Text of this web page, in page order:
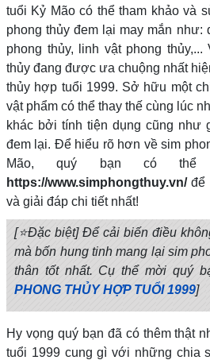
tuổi Kỷ Mão có thể tham khảo và
phong thủy đem lại may mắn như:
phong thủy, linh vật phong
thủy đang được ưa chuộng nhất
thủy hợp tuổi 1999. Sở hữu một
vật phẩm có thể thay thế cùng lúc
khác bởi tính tiện dụng cũng như
đem lại. Để hiểu rõ hơn về sim
Mão, quý bạn có thể
https://www.simphongthuy.vn/để
và giải đáp chi tiết nhất!
[⭐Đặc biệt] Để cải biến điều
mà bốn hung tinh mang lại sim
thân tốt nhất. Cụ thể mời quý
PHONG THỦY HỢP TUỔI 1999]
Hy vọng quý bạn đã có thêm thật
tuổi 1999 cung gì với những chia